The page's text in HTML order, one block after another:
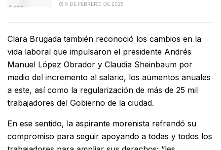
5 DE FEBRERO DE 2025
Clara Brugada también reconoció los cambios en la
vida laboral que impulsaron el presidente Andrés
Manuel López Obrador y Claudia Sheinbaum por
medio del incremento al salario, los aumentos anuales
a este, así como la regularización de más de 25 mil
trabajadores del Gobierno de la ciudad.
En ese sentido, la aspirante morenista refrendó su
compromiso para seguir apoyando a todas y todos los